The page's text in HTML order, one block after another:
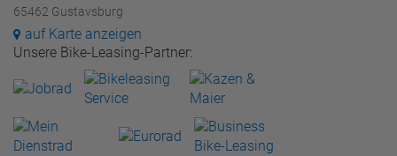
65462 Gustavsburg
auf Karte anzeigen
Unsere Bike-Leasing-Partner: